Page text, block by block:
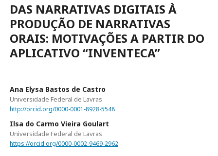
DAS NARRATIVAS DIGITAIS À
PRODUÇÃO DE NARRATIVAS
ORAIS: MOTIVAÇÕES A PARTIR DO
APLICATIVO “INVENTECA”
Ana Elysa Bastos de Castro
Universidade Federal de Lavras
http://orcid.org/0000-0001-8928-5548
Ilsa do Carmo Vieira Goulart
Universidade Federal de Lavras
https://orcid.org/0000-0002-9469-2962